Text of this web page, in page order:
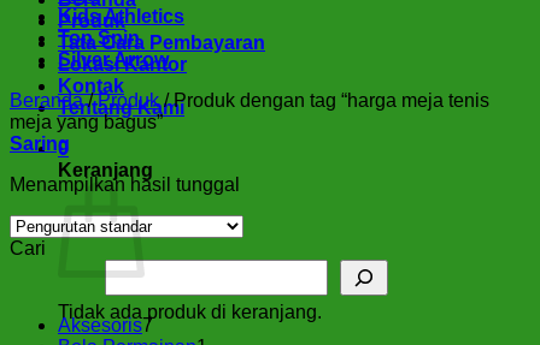
Produk
Tata Cara Pembayaran
Lokasi Kantor
Kontak
Tentang Kami
0
Keranjang
Tidak ada produk di keranjang.
Kids Athletics
Top Spin
Silver Arrow
Beranda / Produk /Produk dengan tag “harga meja tenis
meja yang bagus”
Saring
Menampilkan hasil tunggal
Cari
Aksesoris77